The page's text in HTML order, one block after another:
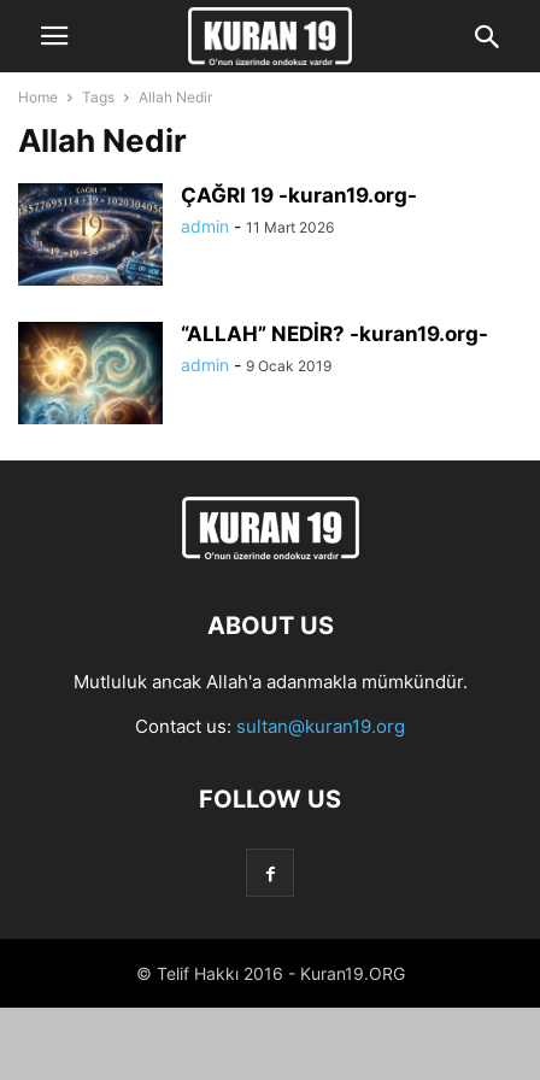
Home Tags Allah Nedir
Allah Nedir
ÇAĞRI 19 -kuran19.org-
admin - 11 Mart 2026
“ALLAH” NEDİR? -kuran19.org-
admin - 9 Ocak 2019
ABOUT US
Mutluluk ancak Allah'a adanmakla mümkündür.
Contact us: sultan@kuran19.org
FOLLOW US
© Telif Hakkı 2016 - Kuran19.ORG